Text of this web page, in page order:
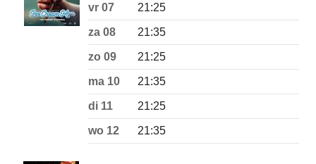
vr 07 21:25
za 08 21:35
zo 09 21:25
ma 10 21:35
di 11 21:25
wo 12 21:35